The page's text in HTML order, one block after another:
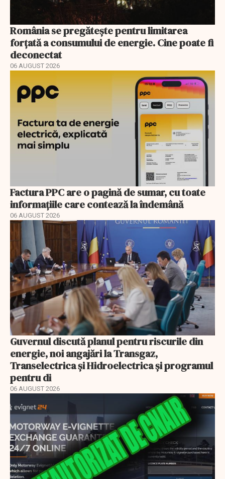
România se pregătește pentru limitarea
forțată a consumului de energie. Cine poate fi
deconectat
06 AUGUST 2026
Factura PPC are o pagină de sumar, cu toate
informațiile care contează la îndemână
06 AUGUST 2026
Guvernul discută planul pentru riscurile din
energie, noi angajări la Transgaz,
Transelectrica și Hidroelectrica și programul
pentru di
06 AUGUST 2026